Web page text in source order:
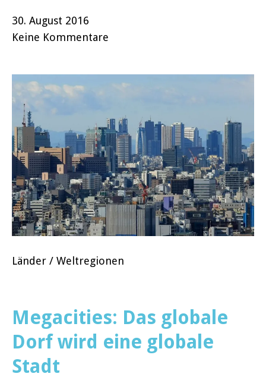
30. August 2016
Keine Kommentare
Länder / Weltregionen
Megacities: Das globale
Dorf wird eine globale
Stadt